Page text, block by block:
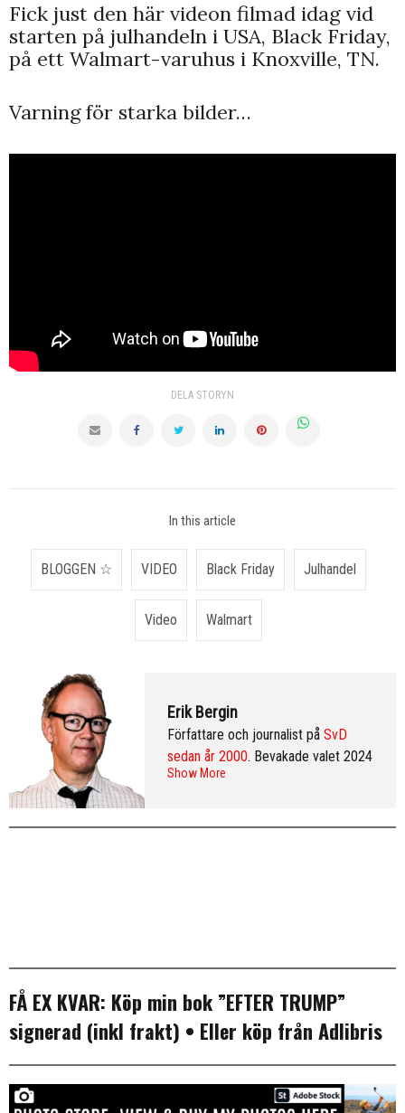
Fick just den här videon filmad idag vid
starten på julhandeln i USA, Black Friday,
på ett Walmart-varuhus i Knoxville, TN.
Varning för starka bilder…
DELA STORYN
In this article
BLOGGEN ☆ VIDEO Black Friday Julhandel
Video Walmart
Erik Bergin
Författare och journalist på SvD
sedan år 2000. Bevakade valet 2024
från Washington DC och var SvD:s
Show More
FÅ EX KVAR: Köp min bok ”EFTER TRUMP”
signerad (inkl frakt) • Eller köp från Adlibris